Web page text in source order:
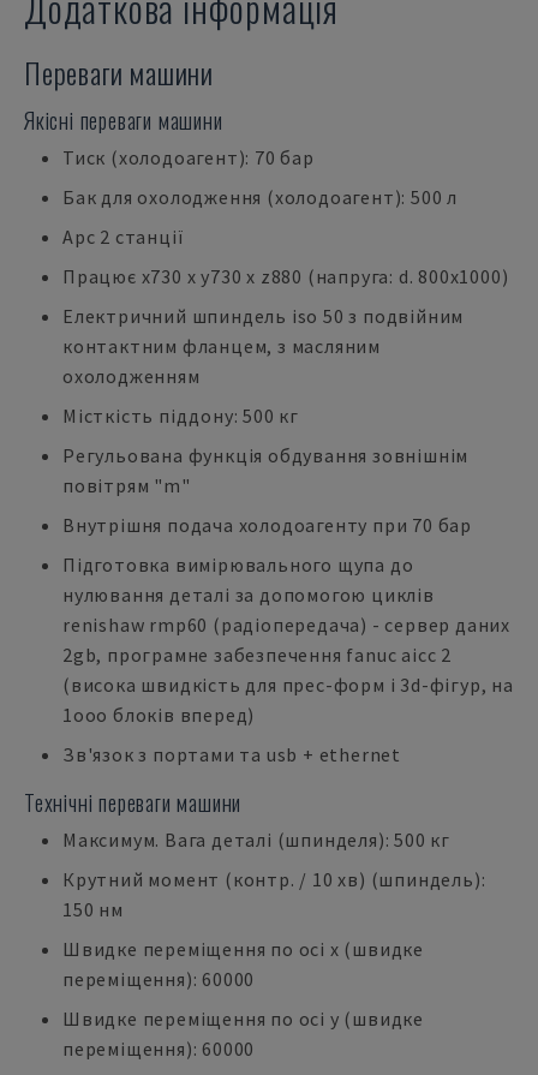
Переваги машини
Якісні переваги машини
Тиск (холодоагент): 70 бар
Бак для охолодження (холодоагент): 500 л
Apc 2 станції
Працює x730 x y730 x z880 (напруга: d. 800x1000)
Електричний шпиндель iso 50 з подвійним
контактним фланцем, з масляним
охолодженням
Місткість піддону: 500 кг
Регульована функція обдування зовнішнім
повітрям "m"
Внутрішня подача холодоагенту при 70 бар
Підготовка вимірювального щупа до
нулювання деталі за допомогою циклів
renishaw rmp60 (радіопередача) - сервер даних
2gb, програмне забезпечення fanuc aicc 2
(висока швидкість для прес-форм і 3d-фігур, на
1ooo блоків вперед)
Зв'язок з портами та usb + ethernet
Технічні переваги машини
Максимум. Вага деталі (шпинделя): 500 кг
Крутний момент (контр. / 10 хв) (шпиндель):
150 нм
Швидке переміщення по осі x (швидке
переміщення): 60000
Швидке переміщення по осі y (швидке
переміщення): 60000